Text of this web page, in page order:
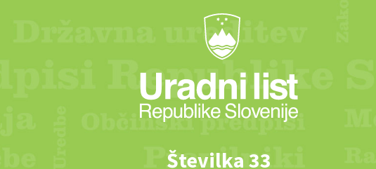
Številka 33